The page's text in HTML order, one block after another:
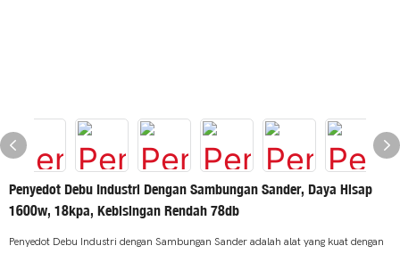
Penyedot Debu Industri Dengan Sambungan Sander, Daya Hisap
1600w, 18kpa, Kebisingan Rendah 78db
Penyedot Debu Industri dengan Sambungan Sander adalah alat yang kuat dengan